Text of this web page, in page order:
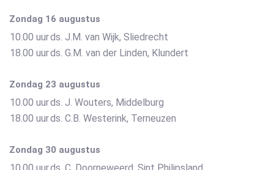
Zondag 16 augustus
10.00 uurds. J.M. van Wijk, Sliedrecht
18.00 uurds. G.M. van der Linden, Klundert
Zondag 23 augustus
10.00 uurds. J. Wouters, Middelburg
18.00 uurds. C.B. Westerink, Terneuzen
Zondag 30 augustus
10.00 uurds. C. Doorneweerd, Sint Philipsland